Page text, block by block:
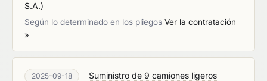
S.A.)
Según lo determinado en los pliegos Ver la contratación
»
2025-09-18
Suministro de 9 camiones ligeros